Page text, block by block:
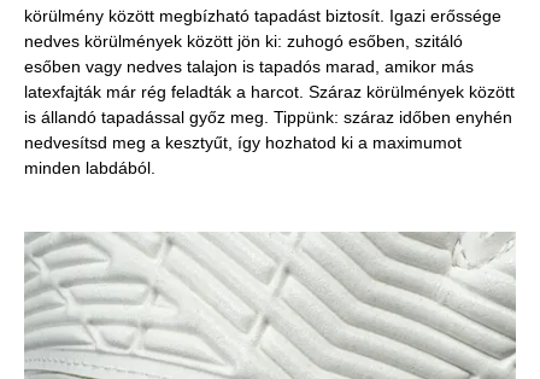
körülmény között megbízható tapadást biztosít. Igazi erőssége
nedves körülmények között jön ki: zuhogó esőben, szitáló
esőben vagy nedves talajon is tapadós marad, amikor más
latexfajták már rég feladták a harcot. Száraz körülmények között
is állandó tapadással győz meg. Tippünk: száraz időben enyhén
nedvesítsd meg a kesztyűt, így hozhatod ki a maximumot
minden labdából.